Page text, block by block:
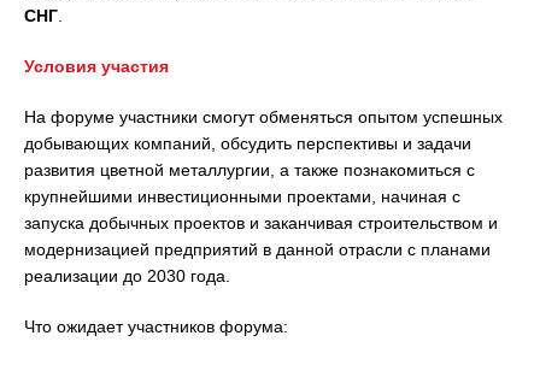
СНГ
Условия участия
На форуме участники смогут обменяться опытом успешных
добывающих компаний, обсудить перспективы и задачи
развития цветной металлургии, а также познакомиться с
крупнейшими инвестиционными проектами, начиная с
запуска добычных проектов и заканчивая строительством и
модернизацией предприятий в данной отрасли с планами
реализации до 2030 года.
Что ожидает участников форума: